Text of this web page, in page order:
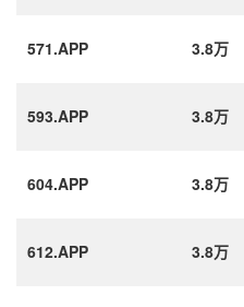
571.APP 3.8万
593.APP 3.8万
604.APP 3.8万
612.APP 3.8万